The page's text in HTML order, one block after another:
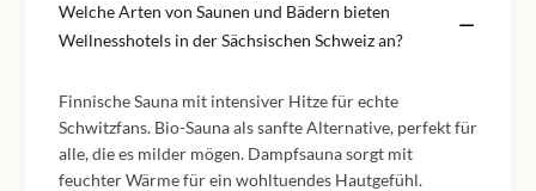
Welche Arten von Saunen und Bädern bieten
Wellnesshotels in der Sächsischen Schweiz an?
Finnische Sauna mit intensiver Hitze für echte
Schwitzfans. Bio-Sauna als sanfte Alternative, perfekt für
alle, die es milder mögen. Dampfsauna sorgt mit
feuchter Wärme für ein wohltuendes Hautgefühl.